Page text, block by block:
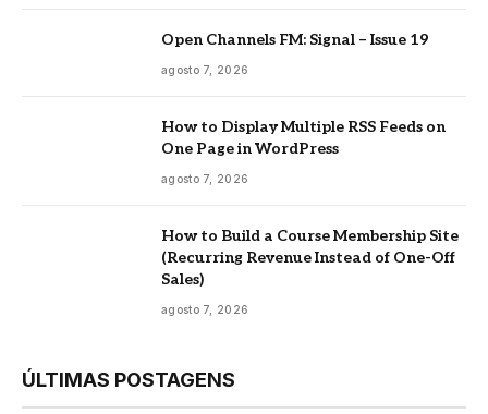
Open Channels FM: Signal – Issue 19
agosto 7, 2026
How to Display Multiple RSS Feeds on
One Page in WordPress
agosto 7, 2026
How to Build a Course Membership Site
(Recurring Revenue Instead of One-Off
Sales)
agosto 7, 2026
ÚLTIMAS POSTAGENS